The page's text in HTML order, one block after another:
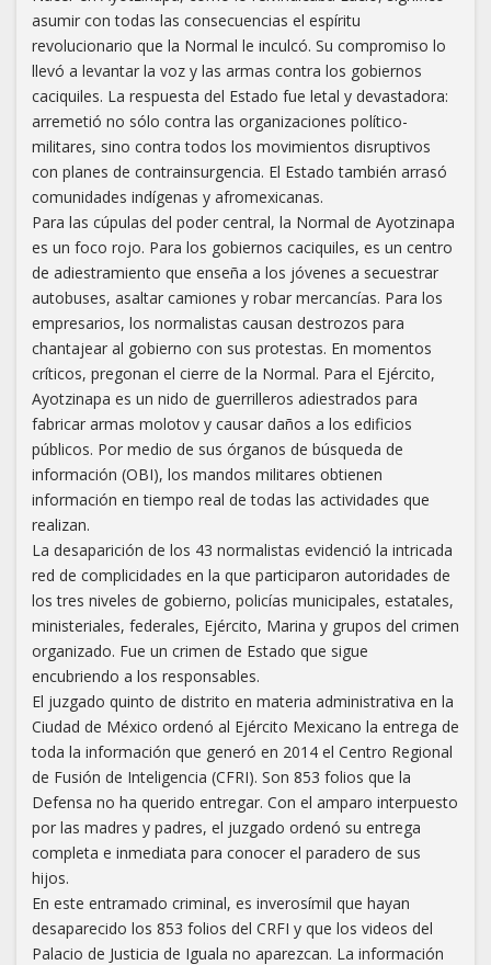
asumir con todas las consecuencias el espíritu
revolucionario que la Normal le inculcó. Su compromiso lo
llevó a levantar la voz y las armas contra los gobiernos
caciquiles. La respuesta del Estado fue letal y devastadora:
arremetió no sólo contra las organizaciones político-
militares, sino contra todos los movimientos disruptivos
con planes de contrainsurgencia. El Estado también arrasó
comunidades indígenas y afromexicanas.
Para las cúpulas del poder central, la Normal de Ayotzinapa
es un foco rojo. Para los gobiernos caciquiles, es un centro
de adiestramiento que enseña a los jóvenes a secuestrar
autobuses, asaltar camiones y robar mercancías. Para los
empresarios, los normalistas causan destrozos para
chantajear al gobierno con sus protestas. En momentos
críticos, pregonan el cierre de la Normal. Para el Ejército,
Ayotzinapa es un nido de guerrilleros adiestrados para
fabricar armas molotov y causar daños a los edificios
públicos. Por medio de sus órganos de búsqueda de
información (OBI), los mandos militares obtienen
información en tiempo real de todas las actividades que
realizan.
La desaparición de los 43 normalistas evidenció la intricada
red de complicidades en la que participaron autoridades de
los tres niveles de gobierno, policías municipales, estatales,
ministeriales, federales, Ejército, Marina y grupos del crimen
organizado. Fue un crimen de Estado que sigue
encubriendo a los responsables.
El juzgado quinto de distrito en materia administrativa en la
Ciudad de México ordenó al Ejército Mexicano la entrega de
toda la información que generó en 2014 el Centro Regional
de Fusión de Inteligencia (CFRI). Son 853 folios que la
Defensa no ha querido entregar. Con el amparo interpuesto
por las madres y padres, el juzgado ordenó su entrega
completa e inmediata para conocer el paradero de sus
hijos.
En este entramado criminal, es inverosímil que hayan
desaparecido los 853 folios del CRFI y que los videos del
Palacio de Justicia de Iguala no aparezcan. La información